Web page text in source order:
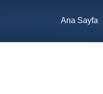
Ana Sayfa